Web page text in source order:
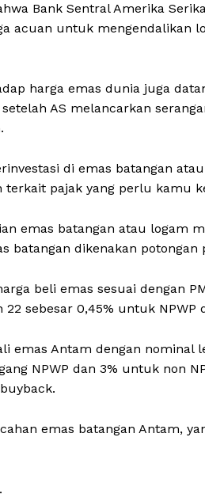
Bank Sentral Amerika
acuan untuk mengendalikan
harga emas dunia juga
AS melancarkan
di emas batangan
terkait pajak yang perlu kamu
emas batangan atau logam
batangan dikenakan potongan
beli emas sesuai dengan
22 sebesar 0,45% untuk NPWP
emas Antam dengan nominal
NPWP dan 3% untuk non
emas batangan Antam,